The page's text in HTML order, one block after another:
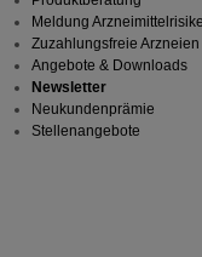
Bitte beachten
Dritte wie z.B.
übertragen werden.
Meldung
Zuzahlungsfreie Arzneien
Angebote & Downloads
Newsletter
Neukundenprämie
Stellenangebote